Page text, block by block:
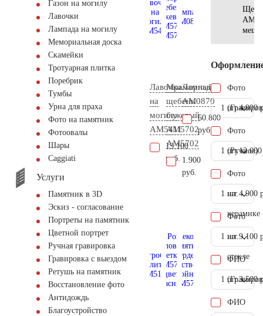
Газон на могилу
Лавочки
Лампада на могилу
Мемориальная доска
Скамейки
Тротуарная плитка
Поребрик
Тумбы
Урна для праха
Фото на памятник
Фотоовалы
Шары
Сaggiati
Услуги
Памятник в 3D
Эскиз - согласование
Портреты на памятник
Цветной портрет
Ручная гравировка
Гравировка с выездом
Ретушь на памятник
Восстановление фото
Антидождь
Благоустройство
Лавочка
на
могилу
AM5411
13.100
руб.
Мраморный
щебень
бежевый
АМ5702
AM5702
1.900
руб.
Лампада
AM0870
60.800
руб.
Фото
1 шт.4.900
Фото
(Ручное)
1 шт.
Фото
на
керамике
1 шт. 4.900
Фото
на
стекле
1 шт. 9.100
ФИО
1 шт.3.500
ФИО